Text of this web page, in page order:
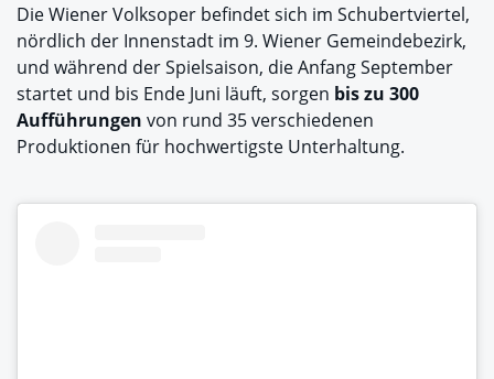
Die Wiener Volksoper befindet sich im Schubertviertel,
nördlich der Innenstadt im 9. Wiener Gemeindebezirk,
und während der Spielsaison, die Anfang September
startet und bis Ende Juni läuft, sorgen bis zu 300
Aufführungen von rund 35 verschiedenen
Produktionen für hochwertigste Unterhaltung.